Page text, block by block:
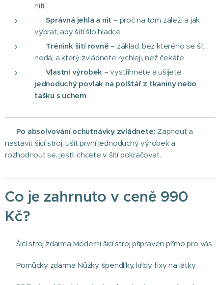
nití
Správná jehla a nit – proč na tom záleží a jak
vybrat, aby šití šlo hladce
Trénink šití rovně – základ, bez kterého se šít
nedá, a který zvládnete rychleji, než čekáte
Vlastní výrobek – vystřihnete a ušijete
jednoduchý povlak na polštář z tkaniny nebo
tašku s uchem
Po absolvování ochutnávky zvládnete: Zapnout a
nastavit šicí stroj, ušít první jednoduchý výrobek a
rozhodnout se, jestli chcete v šití pokračovat.
Co je zahrnuto v ceně 990
Kč?
🧵 Šicí stroj zdarma Moderní šicí stroj připraven přímo pro vás
✂️ Pomůcky zdarma Nůžky, špendlíky, křídy, fixy na látky